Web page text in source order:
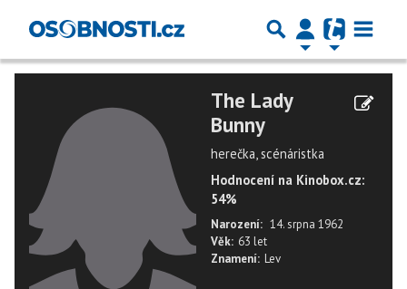
The Lady
Bunny
herečka, scénáristka
Hodnocení na Kinobox.cz:
54%
Narození: 14. srpna 1962
Věk: 63 let
Znamení: Lev